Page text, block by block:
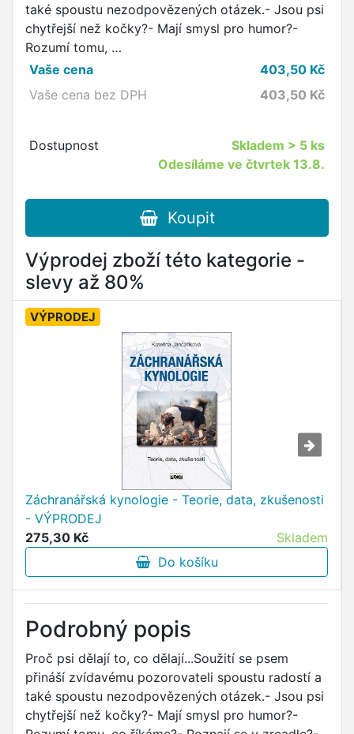
také spoustu nezodpovězených otázek.- Jsou psi
chytřejší než kočky?- Mají smysl pro humor?-
Rozumí tomu, …
Vaše cena
403,50 Kč
Vaše cena bez DPH
403,50 Kč
Dostupnost Skladem > 5 ks
Odesíláme ve čtvrtek 13.8.
Koupit
Výprodej zboží této kategorie -
slevy až 80%
VÝPRODEJ
Záchranářská kynologie - Teorie, data, zkušenosti
- VÝPRODEJ
275,30 Kč
Skladem
Do košíku
Podrobný popis
Proč psi dělají to, co dělají...Soužití se psem
přináší zvídavému pozorovateli spoustu radostí a
také spoustu nezodpovězených otázek.- Jsou psi
chytřejší než kočky?- Mají smysl pro humor?-